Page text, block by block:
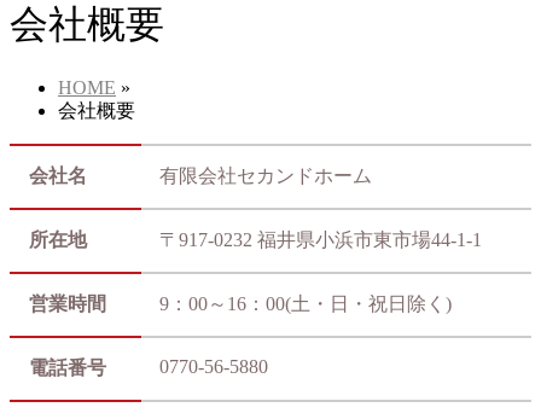
会社概要
HOME »
会社概要
会社名 有限会社セカンドホーム
所在地 〒917-0232 福井県小浜市東市場44-1-1
営業時間 9：00～16：00(土・日・祝日除く)
電話番号 0770-56-5880